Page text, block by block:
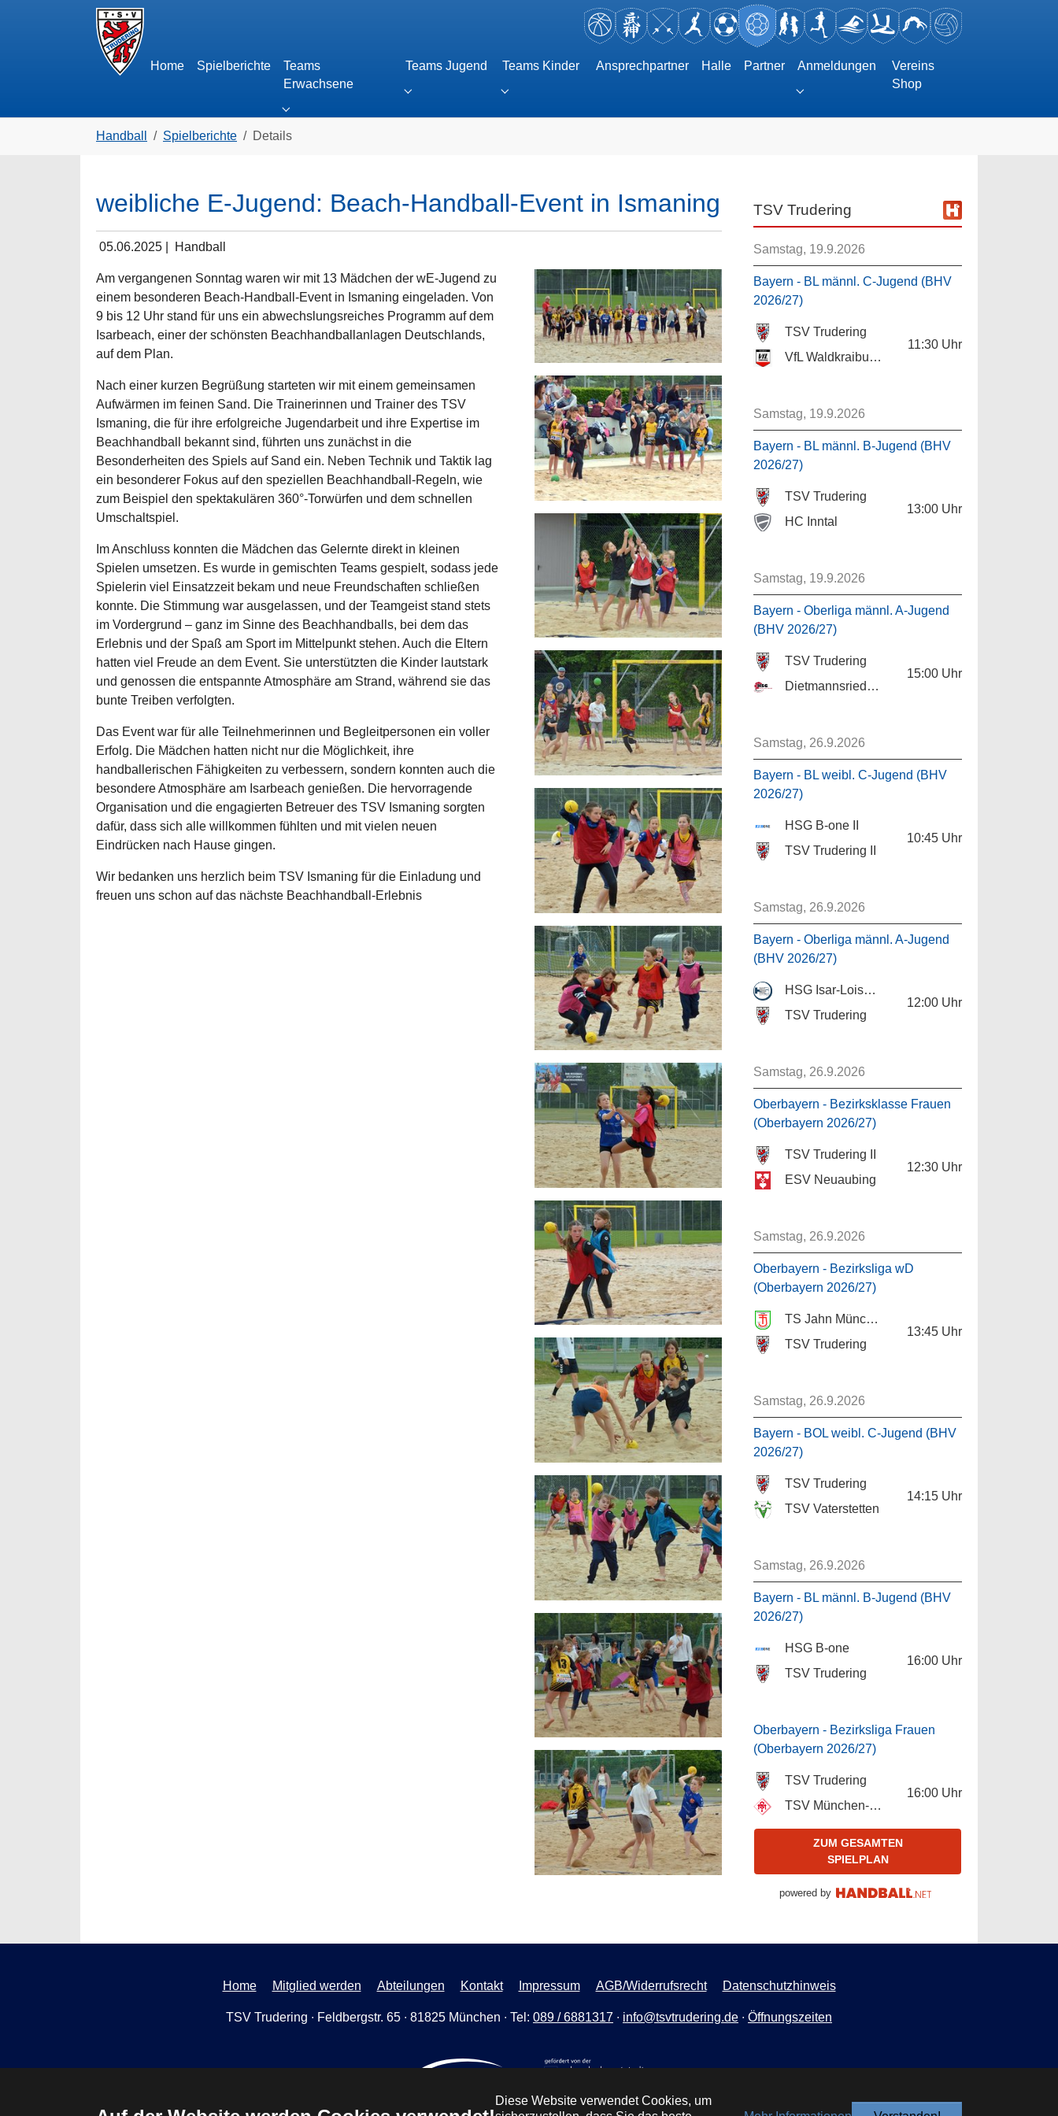
Diese Website verwendet Cookies, um
Skip to main navigation
Zum Hauptinhalt springen
Skip to page footer
Home Spielberichte
Teams
Erwachsene
Submenu for "Teams Erwachsene"
Teams Jugend
Submenu for "Teams Jugend"
Teams Kinder
Submenu for "Teams Kinder"
Ansprechpartner Halle Partner Anmeldungen
Submenu for "Anmeldungen"
Vereins
Shop
Handball Spielberichte Details
weibliche E-Jugend: Beach-Handball-Event in Ismaning
05.06.2025 Handball
Am vergangenen Sonntag waren wir mit 13 Mädchen der wE-Jugend zu
einem besonderen Beach-Handball-Event in Ismaning eingeladen. Von
9 bis 12 Uhr stand für uns ein abwechslungsreiches Programm auf dem
Isarbeach, einer der schönsten Beachhandballanlagen Deutschlands,
auf dem Plan.
Nach einer kurzen Begrüßung starteten wir mit einem gemeinsamen
Aufwärmen im feinen Sand. Die Trainerinnen und Trainer des TSV
Ismaning, die für ihre erfolgreiche Jugendarbeit und ihre Expertise im
Beachhandball bekannt sind, führten uns zunächst in die
Besonderheiten des Spiels auf Sand ein. Neben Technik und Taktik lag
ein besonderer Fokus auf den speziellen Beachhandball-Regeln, wie
zum Beispiel den spektakulären 360°-Torwürfen und dem schnellen
Umschaltspiel.
Im Anschluss konnten die Mädchen das Gelernte direkt in kleinen
Spielen umsetzen. Es wurde in gemischten Teams gespielt, sodass jede
Spielerin viel Einsatzzeit bekam und neue Freundschaften schließen
konnte. Die Stimmung war ausgelassen, und der Teamgeist stand stets
im Vordergrund – ganz im Sinne des Beachhandballs, bei dem das
Erlebnis und der Spaß am Sport im Mittelpunkt stehen. Auch die Eltern
hatten viel Freude an dem Event. Sie unterstützten die Kinder lautstark
und genossen die entspannte Atmosphäre am Strand, während sie das
bunte Treiben verfolgten.
Das Event war für alle Teilnehmerinnen und Begleitpersonen ein voller
Erfolg. Die Mädchen hatten nicht nur die Möglichkeit, ihre
handballerischen Fähigkeiten zu verbessern, sondern konnten auch die
besondere Atmosphäre am Isarbeach genießen. Die hervorragende
Organisation und die engagierten Betreuer des TSV Ismaning sorgten
dafür, dass sich alle willkommen fühlten und mit vielen neuen
Eindrücken nach Hause gingen.
Wir bedanken uns herzlich beim TSV Ismaning für die Einladung und
freuen uns schon auf das nächste Beachhandball-Erlebnis
TSV Trudering
Samstag, 19.9.2026
Bayern - BL männl. C-Jugend (BHV
2026/27)
TSV Trudering
VfL Waldkraiburg II
11:30 Uhr
Samstag, 19.9.2026
Bayern - BL männl. B-Jugend (BHV
2026/27)
TSV Trudering
HC Inntal
13:00 Uhr
Samstag, 19.9.2026
Bayern - Oberliga männl. A-Jugend
(BHV 2026/27)
TSV Trudering
Dietmannsried/Altusried
15:00 Uhr
Samstag, 26.9.2026
Bayern - BL weibl. C-Jugend (BHV
2026/27)
HSG B-one II
TSV Trudering II
10:45 Uhr
Samstag, 26.9.2026
Bayern - Oberliga männl. A-Jugend
(BHV 2026/27)
HSG Isar-Loisach
TSV Trudering
12:00 Uhr
Samstag, 26.9.2026
Oberbayern - Bezirksklasse Frauen
(Oberbayern 2026/27)
TSV Trudering II
ESV Neuaubing
12:30 Uhr
Samstag, 26.9.2026
Oberbayern - Bezirksliga wD
(Oberbayern 2026/27)
TS Jahn München
TSV Trudering
13:45 Uhr
Samstag, 26.9.2026
Bayern - BOL weibl. C-Jugend (BHV
2026/27)
TSV Trudering
TSV Vaterstetten
14:15 Uhr
Samstag, 26.9.2026
Bayern - BL männl. B-Jugend (BHV
2026/27)
HSG B-one
TSV Trudering
16:00 Uhr
Oberbayern - Bezirksliga Frauen
(Oberbayern 2026/27)
TSV Trudering
TSV München-Ost
16:00 Uhr
ZUM GESAMTEN
SPIELPLAN
powered by
Home Mitglied werden Abteilungen Kontakt Impressum AGB/Widerrufsrecht Datenschutzhinweis
TSV Trudering ∙ Feldbergstr. 65 ∙ 81825 München ∙ Tel: 089 / 6881317 ∙ info@tsvtrudering.de ∙ Öffnungszeiten